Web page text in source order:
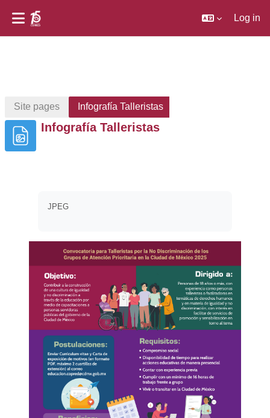
Log in
Site pages Infografía Talleristas
Infografía Talleristas
JPEG